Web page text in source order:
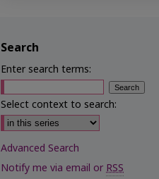
Search
Enter search terms:
Select context to search:
Advanced Search
Notify me via email orRSS